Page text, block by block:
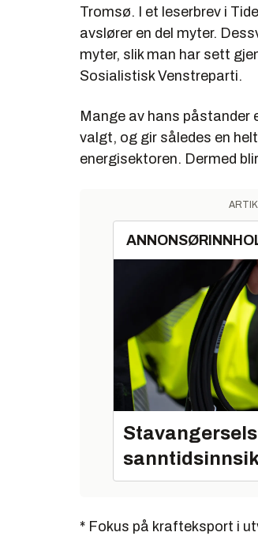
Tromsø. I et leserbrev i
avslører en del myter.
myter, slik man har sett
Sosialistisk Venstreparti.
Mange av hans påstander
valgt, og gir således en
energisektoren. Dermed
* Fokus på krafteksport i